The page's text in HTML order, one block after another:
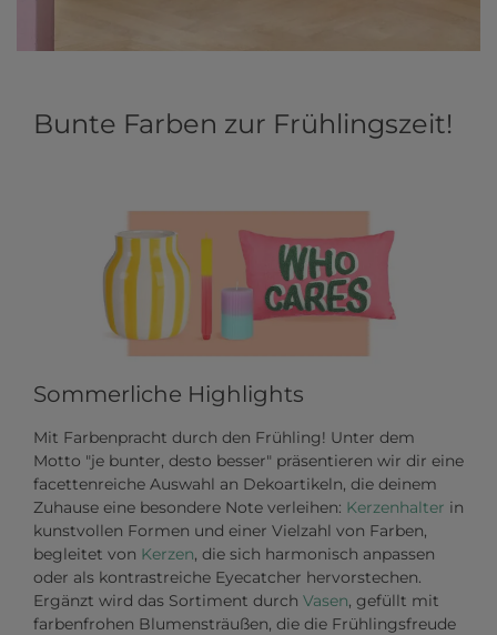
Bunte Farben zur Frühlingszeit!
Sommerliche Highlights
Mit Farbenpracht durch den Frühling! Unter dem
Motto "je bunter, desto besser" präsentieren wir dir eine
facettenreiche Auswahl an Dekoartikeln, die deinem
Zuhause eine besondere Note verleihen: Kerzenhalter in
kunstvollen Formen und einer Vielzahl von Farben,
begleitet von Kerzen, die sich harmonisch anpassen
oder als kontrastreiche Eyecatcher hervorstechen.
Ergänzt wird das Sortiment durch Vasen, gefüllt mit
farbenfrohen Blumensträußen, die die Frühlingsfreude